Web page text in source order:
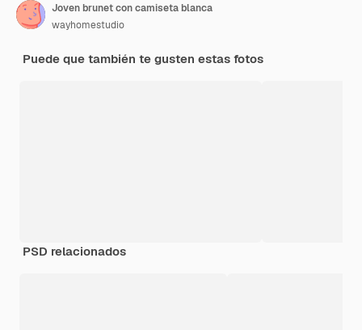
Joven brunet con camiseta blanca
wayhomestudio
Puede que también te gusten estas fotos
PSD relacionados